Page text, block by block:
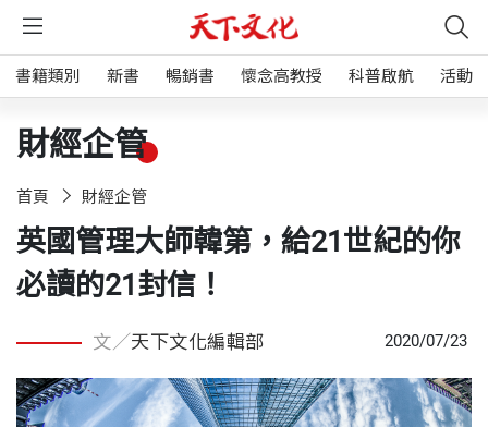
書籍類別 新書 暢銷書 懷念高教授 科普啟航 活動
財經企管
首頁 財經企管
英國管理大師韓第，給21世紀的你
必讀的21封信！
文／天下文化編輯部 2020/07/23